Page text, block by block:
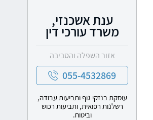
ענת אשכנזי,
משרד עורכי דין
אזור השפלה והסביבה
055-4532869
עוסקת בנזקי גוף ותביעות עבודה,
רשלנות רפואית, ותביעות רכוש
וביטוח.